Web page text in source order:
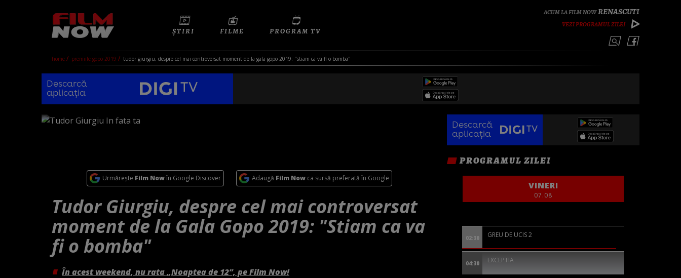
RENASCUTI
VEZI PROGRAMUL ZILEI
ȘTIRI FILME PROGRAM TV
home premiile gopo 2019 tudor giurgiu, despre cel mai controversat moment de la gala gopo 2019: "stiam ca va fi o bomba"
Descarcă
aplicația
Urmărește Film Nowîn Google Discover Adaugă Film Nowca sursă preferată în Google
Tudor Giurgiu, despre cel mai controversat
moment de la Gala Gopo 2019: "Stiam ca va
fi o bomba"
În acest weekend, nu rata „Noaptea de 12”, pe Film Now!
Descarcă
aplicația
PROGRAMUL ZILEI
VINERI
07.08
02:30 GREU DE UCIS 2
04:30 EXCEPTIA